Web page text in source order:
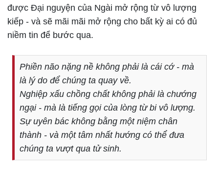
được Đại nguyện của Ngài mở rộng từ vô lượng
kiếp - và sẽ mãi mãi mở rộng cho bất kỳ ai có đủ
niềm tin để bước qua.
Phiền não nặng nề không phải là cái cớ - mà
là lý do để chúng ta quay về.
Nghiệp xấu chồng chất không phải là chướng
ngại - mà là tiếng gọi của lòng từ bi vô lượng.
Sự uyên bác không bằng một niệm chân
thành - và một tâm nhất hướng có thể đưa
chúng ta vượt qua tử sinh.